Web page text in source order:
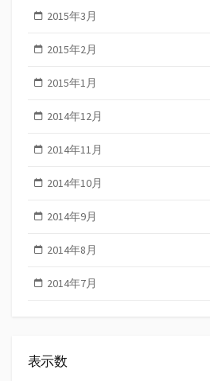
2015年3月
2015年2月
2015年1月
2014年12月
2014年11月
2014年10月
2014年9月
2014年8月
2014年7月
表示数